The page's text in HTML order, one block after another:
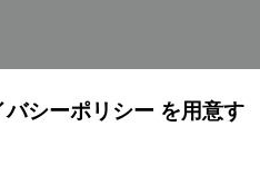
シーポリシー を用意す